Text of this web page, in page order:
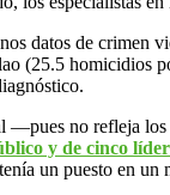
datos de crimen
(25.5 homicidios
—pues no refleja
y de cinco
un puesto en un